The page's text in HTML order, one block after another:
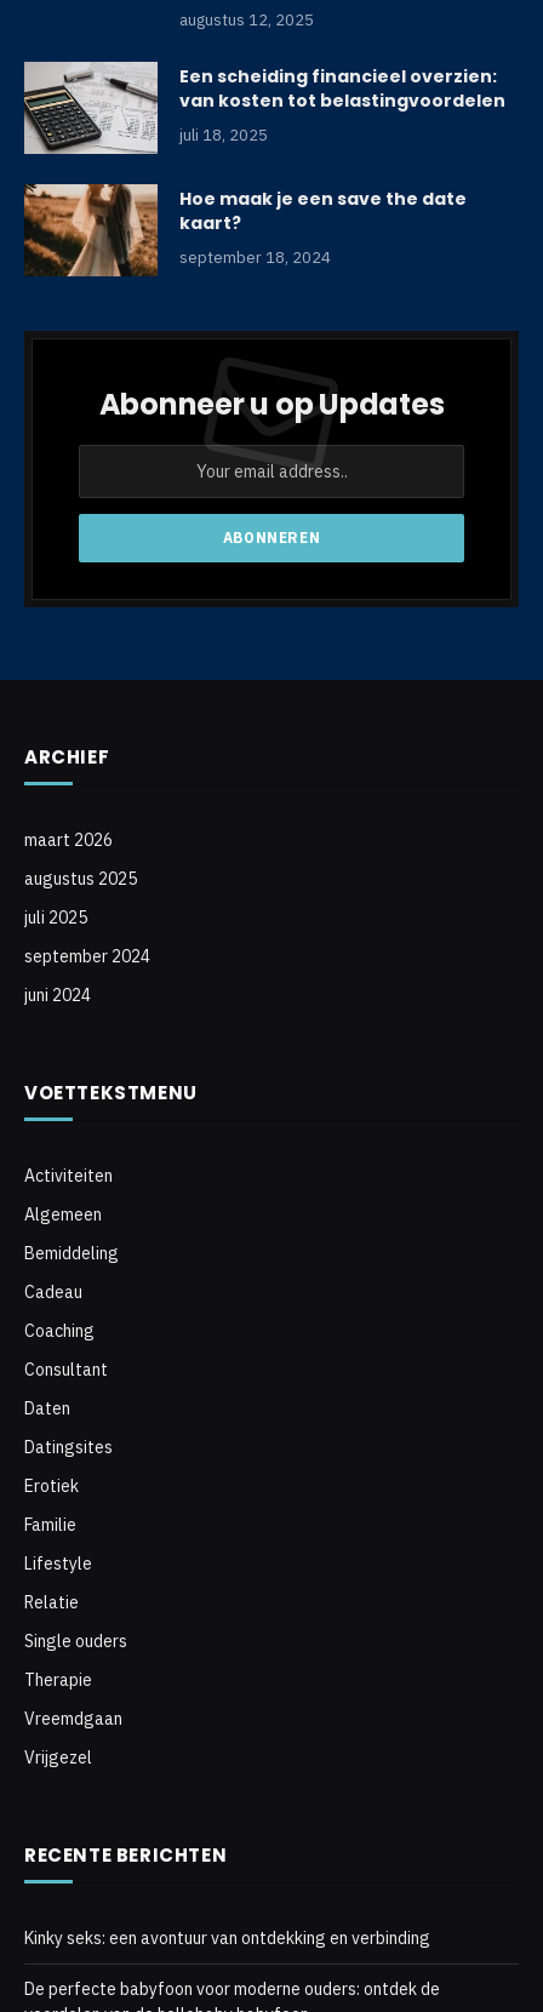
augustus 12, 2025
Een scheiding financieel overzien:
van kosten tot belastingvoordelen
juli 18, 2025
Hoe maak je een save the date
kaart?
september 18, 2024
Abonneer u op Updates
ARCHIEF
maart 2026
augustus 2025
juli 2025
september 2024
juni 2024
VOETTEKSTMENU
Activiteiten
Algemeen
Bemiddeling
Cadeau
Coaching
Consultant
Daten
Datingsites
Erotiek
Familie
Lifestyle
Relatie
Single ouders
Therapie
Vreemdgaan
Vrijgezel
RECENTE BERICHTEN
Kinky seks: een avontuur van ontdekking en verbinding
De perfecte babyfoon voor moderne ouders: ontdek de